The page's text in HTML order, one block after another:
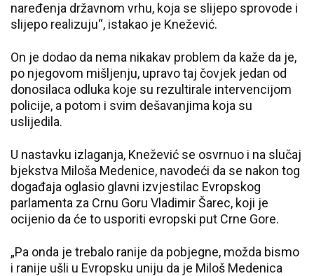
naređenja državnom vrhu, koja se slijepo sprovode i
slijepo realizuju“, istakao je Knežević.
On je dodao da nema nikakav problem da kaže da je,
po njegovom mišljenju, upravo taj čovjek jedan od
donosilaca odluka koje su rezultirale intervencijom
policije, a potom i svim dešavanjima koja su
uslijedila.
U nastavku izlaganja, Knežević se osvrnuo i na slučaj
bjekstva Miloša Medenice, navodeći da se nakon tog
događaja oglasio glavni izvjestilac Evropskog
parlamenta za Crnu Goru Vladimir Šarec, koji je
ocijenio da će to usporiti evropski put Crne Gore.
„Pa onda je trebalo ranije da pobjegne, možda bismo
i ranije ušli u Evropsku uniju da je Miloš Medenica